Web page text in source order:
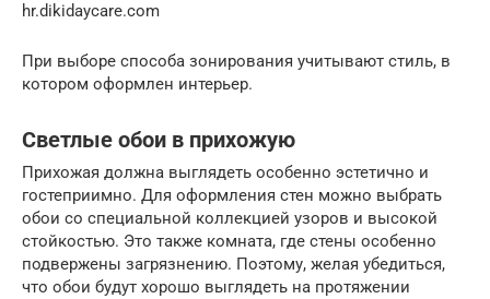
hr.dikidaycare.com
При выборе способа зонирования учитывают стиль, в
котором оформлен интерьер.
Светлые обои в прихожую
Прихожая должна выглядеть особенно эстетично и
гостеприимно. Для оформления стен можно выбрать
обои со специальной коллекцией узоров и высокой
стойкостью. Это также комната, где стены особенно
подвержены загрязнению. Поэтому, желая убедиться,
что обои будут хорошо выглядеть на протяжении